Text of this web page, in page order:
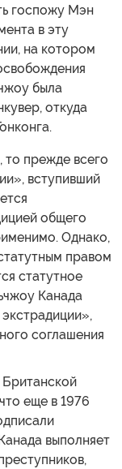
госпожу Мэн
в эту
на котором
была
откуда
то прежде всего
вступивший
общего
Однако,
правом
статутное
Канада
соглашения
еще в 1976
выполняет